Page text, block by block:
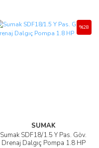
SUMAK
Sumak SDF18/1.5 Y Pas. Göv.
Drenaj Dalgıç Pompa 1.8 HP
%28